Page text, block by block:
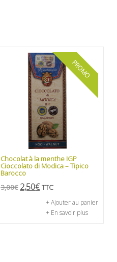
PROMO
Chocolat à la menthe IGP
Cioccolato di Modica – Tipico
Barocco
3,00€ 2,50€ TTC
+ Ajouter au panier
+ En savoir plus